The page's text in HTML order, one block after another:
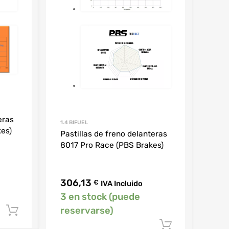
Añadir al carrito
1.4 BIFUEL
Pastillas de freno delanteras
8017 Pro Race (PBS Brakes)
306,13 € IVA Incluido
3 en stock (puede
reservarse)